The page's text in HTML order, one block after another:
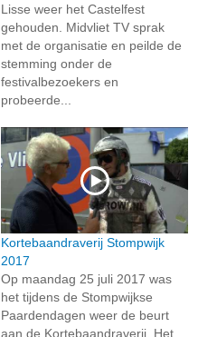
Lisse weer het Castelfest
gehouden. Midvliet TV sprak
met de organisatie en peilde de
stemming onder de
festivalbezoekers en
probeerde...
Kortebaandraverij Stompwijk
2017
Op maandag 25 juli 2017 was
het tijdens de Stompwijkse
Paardendagen weer de beurt
aan de Kortebaandraverij. Het